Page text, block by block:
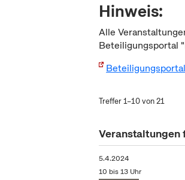
Hinweis:
Alle
Beteiligungsportal
Treffer 1–10 von 21
5.4.2024
10 bis 13 Uhr